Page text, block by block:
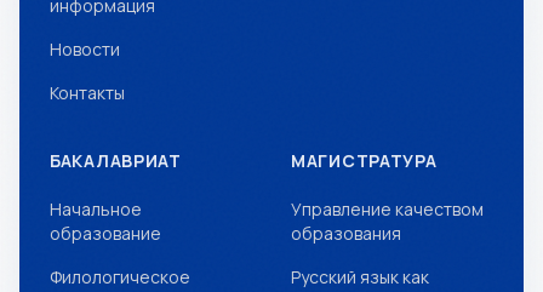
информация
Новости
Контакты
БАКАЛАВРИАТ
Начальное
образование
Филологическое
МАГИСТРАТУРА
Управление качеством
образования
Русский язык как